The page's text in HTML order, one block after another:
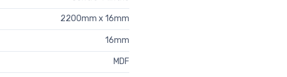
2200mm x 16mm
16mm
MDF